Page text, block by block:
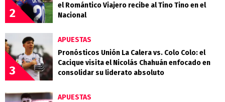
2
el Romántico Viajero recibe al Tino Tino en el
Nacional
3
APUESTAS
Pronósticos Unión La Calera vs. Colo Colo: el
Cacique visita el Nicolás Chahuán enfocado en
consolidar su liderato absoluto
APUESTAS